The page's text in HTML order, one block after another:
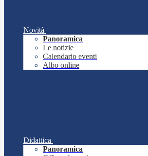
Novità
Panoramica
Le notizie
Calendario eventi
Albo online
Didattica
Panoramica